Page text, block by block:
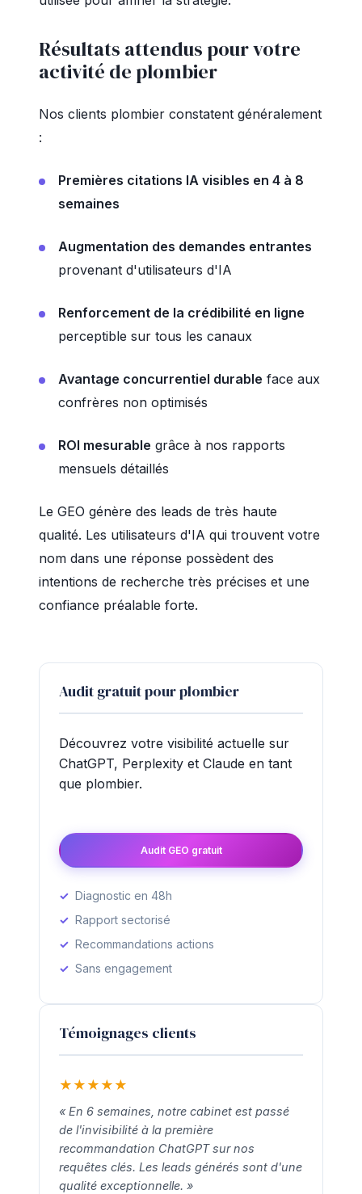
Résultats attendus pour votre
activité de plombier
Nos clients plombier constatent généralement
:
Premières citations IA visibles en 4 à 8
semaines
Augmentation des demandes entrantes
provenant d'utilisateurs d'IA
Renforcement de la crédibilité en ligne
perceptible sur tous les canaux
Avantage concurrentiel durable face aux
confrères non optimisés
ROI mesurable grâce à nos rapports
mensuels détaillés
Le GEO génère des leads de très haute
qualité. Les utilisateurs d'IA qui trouvent votre
nom dans une réponse possèdent des
intentions de recherche très précises et une
confiance préalable forte.
Audit gratuit pour plombier
Découvrez votre visibilité actuelle sur
ChatGPT, Perplexity et Claude en tant
que plombier.
Audit GEO gratuit
Diagnostic en 48h
Rapport sectorisé
Recommandations actions
Sans engagement
Témoignages clients
★ ★ ★ ★ ★
« En 6 semaines, notre cabinet est passé
de l'invisibilité à la première
recommandation ChatGPT sur nos
requêtes clés. Les leads générés sont d'une
qualité exceptionnelle. »